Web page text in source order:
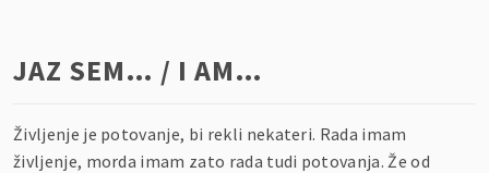
JAZ SEM… / I AM…
Življenje je potovanje, bi rekli nekateri. Rada imam
življenje, morda imam zato rada tudi potovanja. Že od